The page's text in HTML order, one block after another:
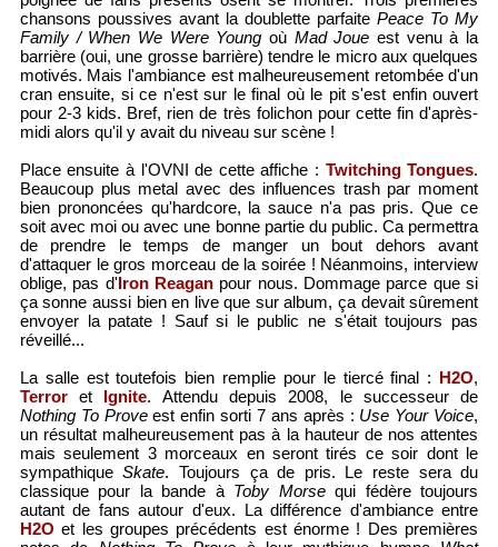
chansons poussives avant la doublette parfaitePeace To My
Family / When We Were Young où Mad Joue est venu à la
barrière (oui, une grosse barrière) tendre le micro aux quelques
motivés. Mais l'ambiance est malheureusement retombée d'un
cran ensuite, si ce n'est sur le final où le pit s'est enfin ouvert
pour 2-3 kids. Bref, rien de très folichon pour cette fin d'après-
midi alors qu'il y avait du niveau sur scène !
Place ensuite à l'OVNI de cette affiche : Twitching Tongues.
Beaucoup plus metal avec des influences trash par moment
bien prononcées qu'hardcore, la sauce n'a pas pris. Que ce
soit avec moi ou avec une bonne partie du public. Ca permettra
de prendre le temps de manger un bout dehors avant
d'attaquer le gros morceau de la soirée ! Néanmoins, interview
oblige, pas d'Iron Reaganpour nous. Dommage parce que si
ça sonne aussi bien en live que sur album, ça devait sûrement
envoyer la patate ! Sauf si le public ne s'était toujours pas
réveillé...
La salle est toutefois bien remplie pour le tiercé final : H2O,
Terroret Ignite. Attendu depuis 2008, le successeur de
Nothing To Proveest enfin sorti 7 ans après : Use Your Voice,
un résultat malheureusement pas à la hauteur de nos attentes
mais seulement 3 morceaux en seront tirés ce soir dont le
sympathiqueSkate. Toujours ça de pris. Le reste sera du
classique pour la bande à Toby Morsequi fédère toujours
autant de fans autour d'eux. La différence d'ambiance entre
H2O et les groupes précédents est énorme ! Des premières